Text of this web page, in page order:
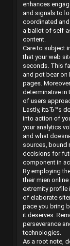
enhances
and signals to
coordinated
a ballot of self-
content.
Care to subject
that your web
seconds. This
and pot bear on
pages.
determinative
of users
Lastly, itвЂ™s
into action of
your analytics
and what
sources, bound
decisions for
component in
By employing
their mien
extremity profile
of elaborate
pace you bring
it deserves.
perseverance
technologies.
As a root note,